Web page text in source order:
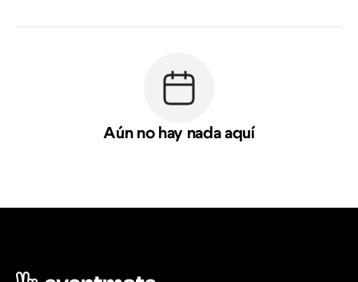
Aún no hay nada aquí